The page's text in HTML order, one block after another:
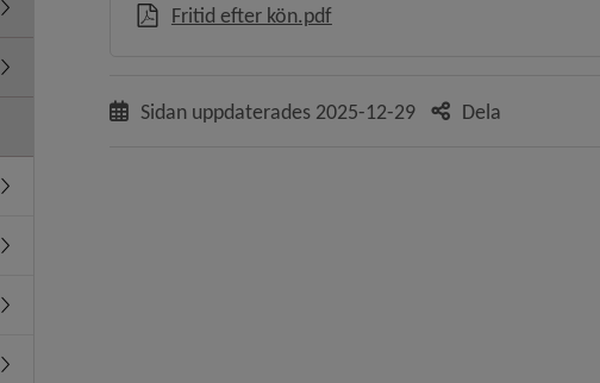
Undermeny för Kommunens mål
Undermeny för Umeås historia
Undermeny för Kommunens organisation
Undermeny för Politik och demokrati
Undermeny för Diarium, arkiv och sekretess
Undermeny för Överklaga beslut, rättssäkerhet
Fritid efter kön.pdf, 1.4 MB, öppnas i nytt fönster.
Sidan uppdaterades 2025-12-29 Dela